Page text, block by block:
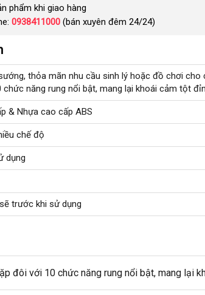
phẩm khi giao hàng
0938411000(bán xuyên đêm 24/24)
hàng
giả
, thỏa mãn nhu cầu sinh lý tận
nơi
hoặc đồ chơi cho
chức năng rung nổi bậtbình
luận
, mang lại khoái cảm tột
& Nhựa cao cấp ABS
chế độ
dụng
ở
sẽ trước khi sử dụng
đôi Trung
Quốc
với 10 chức năng rung nổi bậttận
nơi
, mang lại